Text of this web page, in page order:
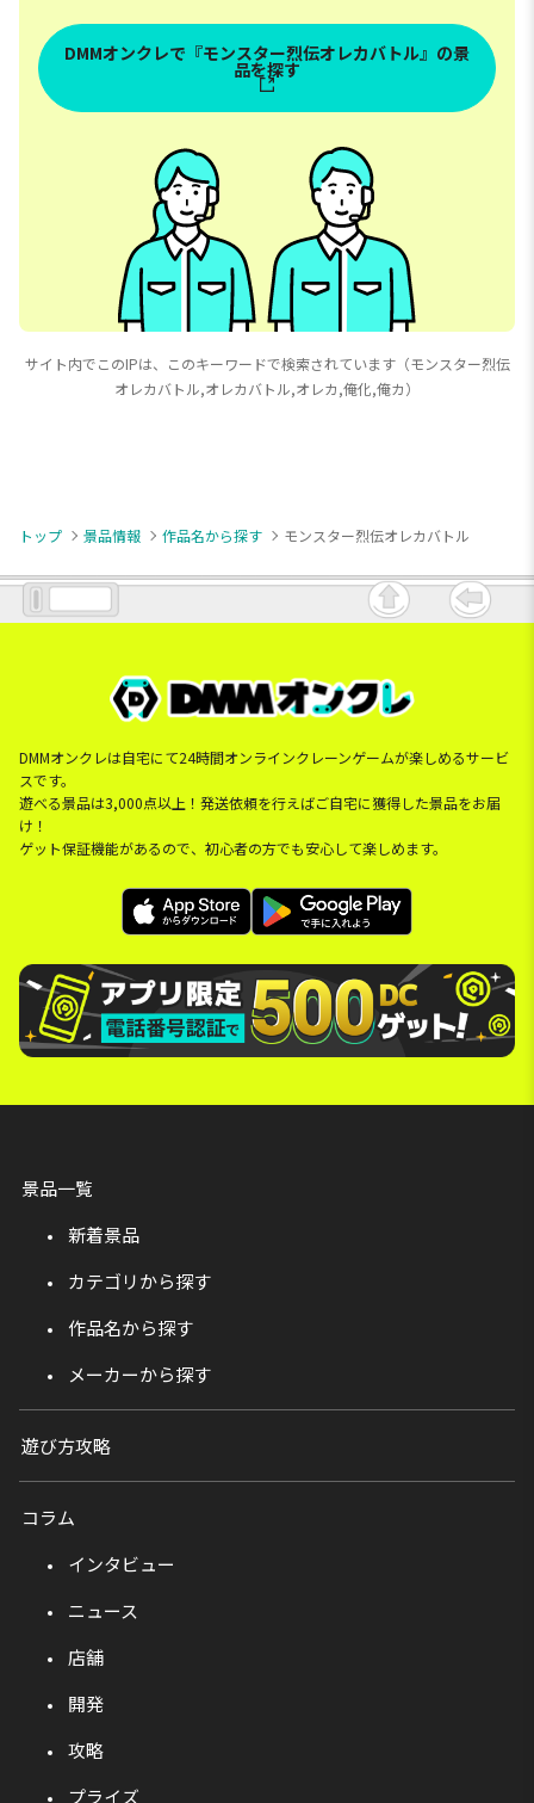
DMMオンクレで『モンスター烈伝オレカバトル』の景
品を探す
サイト内でこのIPは、このキーワードで検索されています（モンスター烈伝
オレカバトル,オレカバトル,オレカ,俺化,俺カ）
トップ 景品情報 作品名から探す モンスター烈伝オレカバトル
DMMオンクレは自宅にて24時間オンラインクレーンゲームが楽しめるサービ
スです。
遊べる景品は3,000点以上！発送依頼を行えばご自宅に獲得した景品をお届
け！
ゲット保証機能があるので、初心者の方でも安心して楽しめます。
景品一覧
新着景品
カテゴリから探す
作品名から探す
メーカーから探す
遊び方攻略
コラム
インタビュー
ニュース
店舗
開発
攻略
プライズ